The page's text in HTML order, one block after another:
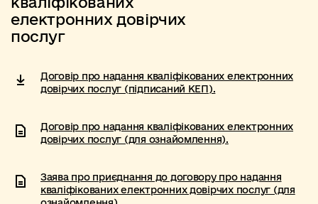
електронних довірчих
послуг
Договір про надання кваліфікованих електронних
довірчих послуг (підписаний КЕП).
Договір про надання кваліфікованих електронних
довірчих послуг (для ознайомлення).
Заява про приєднання до договору про надання
кваліфікованих електронних довірчих послуг (для